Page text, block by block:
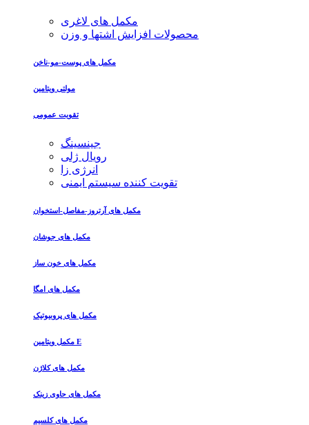
مکمل های لاغری
محصولات افزایش اشتها و وزن
مکمل های پوست-مو-ناخن
مولتی ویتامین
تقویت عمومی
جینسینگ
رویال ژلی
انرژی زا
تقویت کننده سیستم ایمنی
مکمل های آرتروز-مفاصل-استخوان
مکمل های جوشان
مکمل های خون ساز
مکمل های امگا
مکمل های پروبیوتیک
مکمل ویتامین E
مکمل های کلاژن
مکمل های حاوی زینک
مکمل های کلسیم